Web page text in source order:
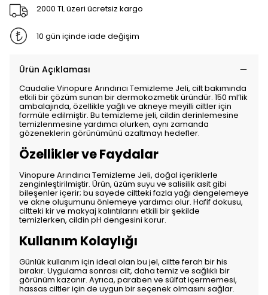
2000 TL üzeri ücretsiz kargo
10 gün içinde iade değişim
Ürün Açıklaması
Caudalie Vinopure Arındırıcı Temizleme Jeli, cilt bakımında
etkili bir çözüm sunan bir dermokozmetik üründür. 150 ml’lik
ambalajında, özellikle yağlı ve akneye meyilli ciltler için
formüle edilmiştir. Bu temizleme jeli, cildin derinlemesine
temizlenmesine yardımcı olurken, aynı zamanda
gözeneklerin görünümünü azaltmayı hedefler.
Özellikler ve Faydalar
Vinopure Arındırıcı Temizleme Jeli, doğal içeriklerle
zenginleştirilmiştir. Ürün, üzüm suyu ve salisilik asit gibi
bileşenler içerir; bu sayede ciltteki fazla yağı dengelemeye
ve akne oluşumunu önlemeye yardımcı olur. Hafif dokusu,
ciltteki kir ve makyaj kalıntılarını etkili bir şekilde
temizlerken, cildin pH dengesini korur.
Kullanım Kolaylığı
Günlük kullanım için ideal olan bu jel, ciltte ferah bir his
bırakır. Uygulama sonrası cilt, daha temiz ve sağlıklı bir
görünüm kazanır. Ayrıca, paraben ve sülfat içermemesi,
hassas ciltler için de uygun bir seçenek olmasını sağlar.